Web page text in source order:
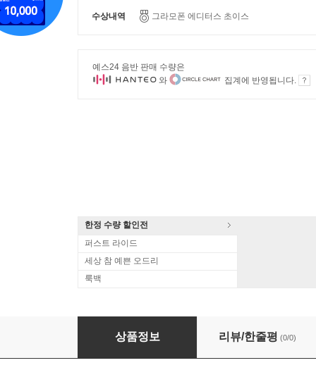
수상내역 그라모폰 에디터스 초이스
예스24 음반 판매 수량은
와
집계에 반영됩니다.
한정 수량 할인전
퍼스트 라이드
세상 참 예쁜 오드리
룩백
Damien Guillon / Cafe Zimmermann 비버: 묵
상품정보 리뷰/한줄평 (0/0)